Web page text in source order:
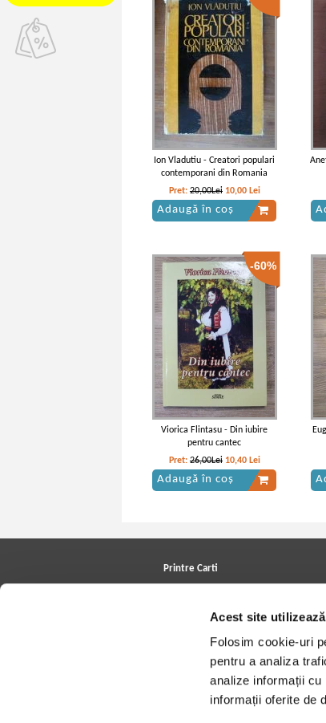
Acest site
Folosim cookie-uri
pentru a analiza
analize informații
informații oferite de
Ion Vladutiu - Creatori populari
contemporani din Romania
Pret: 20,00Lei 10,00 Lei
Adaugă în coș
-60%
Viorica Flintasu - Din iubire
pentru cantec
Pret: 26,00Lei 10,40 Lei
Adaugă în coș
Printre Carti
Cele mai căutate cărți
Blog Printre Carti
Cărţi sub 5 lei
Cărţi sub 8 lei